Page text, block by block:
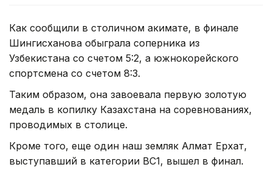
Как сообщили в столичном акимате, в финале
Шингисханова обыграла соперника из
Узбекистана со счетом 5:2, а южнокорейского
спортсмена со счетом 8:3.
Таким образом, она завоевала первую золотую
медаль в копилку Казахстана на соревнованиях,
проводимых в столице.
Кроме того, еще один наш земляк Алмат Ерхат,
выступавший в категории ВС1, вышел в финал.